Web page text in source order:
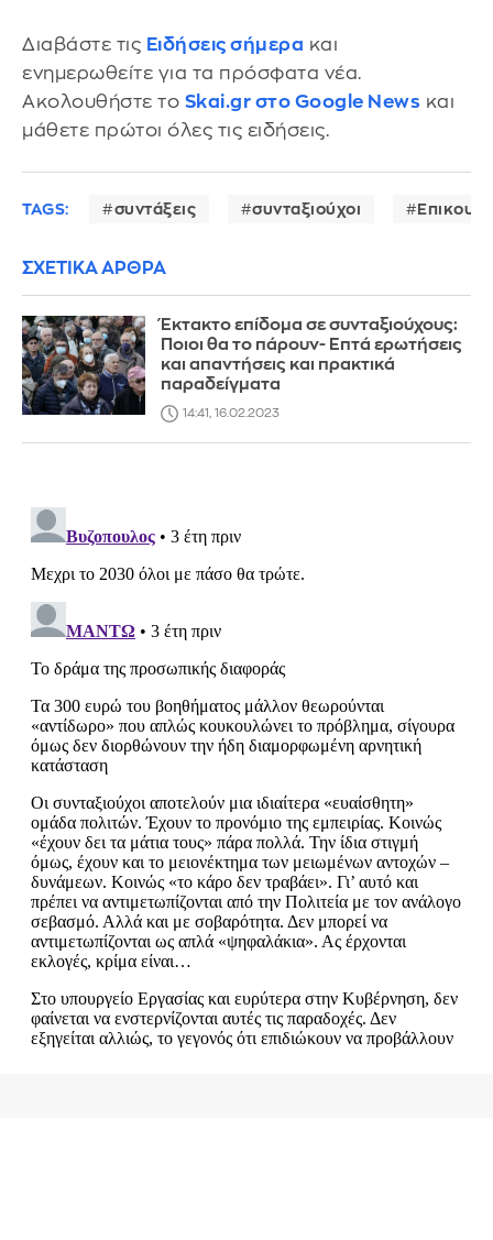
Διαβάστε τις Ειδήσεις σήμερα και
ενημερωθείτε για τα πρόσφατα νέα.
Ακολουθήστε το Skai.gr στο Google News και
μάθετε πρώτοι όλες τις ειδήσεις.
TAGS: συντάξεις συνταξιούχοι
ΣΧΕΤΙΚΑ ΑΡΘΡΑ
Έκτακτο επίδομα σε συνταξιούχους:
Ποιοι θα το πάρουν- Επτά ερωτήσεις
και απαντήσεις και πρακτικά
παραδείγματα
14:41, 16.02.2023